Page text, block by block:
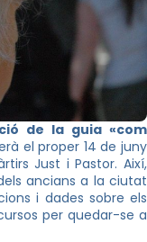
de la guia «com
el proper 14 de juny
Just i Pastor. Així,
ancians a la ciutat
i dades sobre els
per quedar-se a